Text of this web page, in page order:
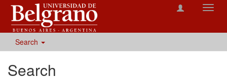
Search
Search